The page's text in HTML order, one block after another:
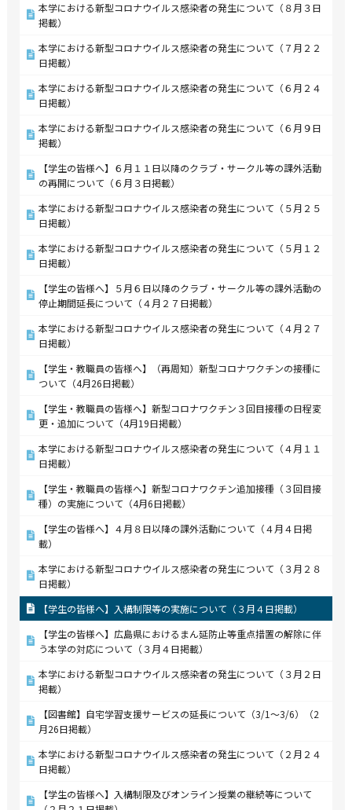
本学における新型コロナウイルス感染者の発生について（８月３日
掲載）
本学における新型コロナウイルス感染者の発生について（７月２２
日掲載）
本学における新型コロナウイルス感染者の発生について（６月２４
日掲載）
本学における新型コロナウイルス感染者の発生について（６月９日
掲載）
【学生の皆様へ】６月１１日以降のクラブ・サークル等の課外活動
の再開について（６月３日掲載）
本学における新型コロナウイルス感染者の発生について（５月２５
日掲載）
本学における新型コロナウイルス感染者の発生について（５月１２
日掲載）
【学生の皆様へ】５月６日以降のクラブ・サークル等の課外活動の
停止期間延長について（４月２７日掲載）
本学における新型コロナウイルス感染者の発生について（４月２７
日掲載）
【学生・教職員の皆様へ】（再周知）新型コロナワクチンの接種に
ついて（4月26日掲載）
【学生・教職員の皆様へ】新型コロナワクチン３回目接種の日程変
更・追加について（4月19日掲載）
本学における新型コロナウイルス感染者の発生について（４月１１
日掲載）
【学生・教職員の皆様へ】新型コロナワクチン追加接種（３回目接
種）の実施について（4月6日掲載）
【学生の皆様へ】４月８日以降の課外活動について（４月４日掲
載）
本学における新型コロナウイルス感染者の発生について（３月２８
日掲載）
【学生の皆様へ】入構制限等の実施について（３月４日掲載）
【学生の皆様へ】広島県におけるまん延防止等重点措置の解除に伴
う本学の対応について（３月４日掲載）
本学における新型コロナウイルス感染者の発生について（３月２日
掲載）
【図書館】自宅学習支援サービスの延長について（3/1～3/6）（2
月26日掲載）
本学における新型コロナウイルス感染者の発生について（２月２４
日掲載）
【学生の皆様へ】入構制限及びオンライン授業の継続等について